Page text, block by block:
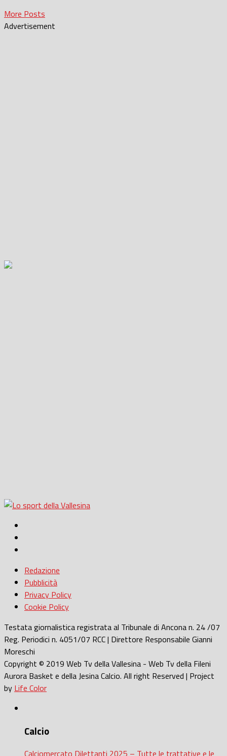
More Posts
Advertisement
Redazione
Pubblicità
Privacy Policy
Cookie Policy
Testata giornalistica registrata al Tribunale di Ancona n. 24 /07
Reg. Periodici n. 4051/07 RCC | Direttore Responsabile Gianni
Moreschi
Copyright © 2019 Web Tv della Vallesina - Web Tv della Fileni
Aurora Basket e della Jesina Calcio. All right Reserved | Project
by Life Color
Calcio